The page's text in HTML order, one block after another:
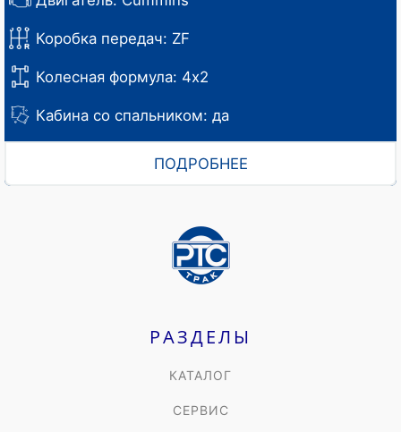
Коробка передач: ZF
Колесная формула: 4х2
Кабина со спальником: да
ПОДРОБНЕЕ
РАЗДЕЛЫ
КАТАЛОГ
СЕРВИС